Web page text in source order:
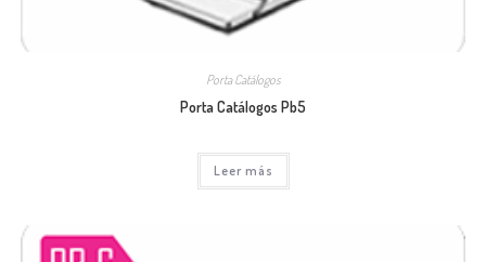
Porta Catálogos
Porta Catálogos Pb5
Leer más